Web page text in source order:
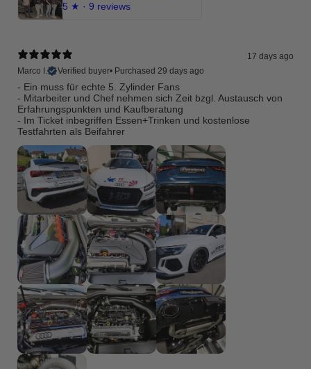
5 ★ · 9 reviews
17 days ago
Marco I.
Verified buyer• Purchased 29 days ago
- Ein muss für echte 5. Zylinder Fans
- Mitarbeiter und Chef nehmen sich Zeit bzgl. Austausch von
Erfahrungspunkten und Kaufberatung
- Im Ticket inbegriffen Essen+Trinken und kostenlose
Testfahrten als Beifahrer